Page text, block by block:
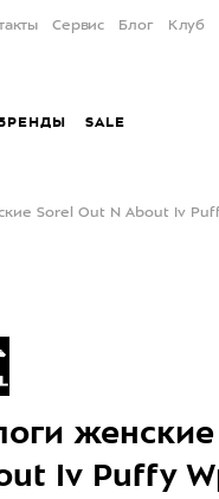
Сервис Блог Клуб
SALE
Sorel Out N About Iv
Iv Puffy